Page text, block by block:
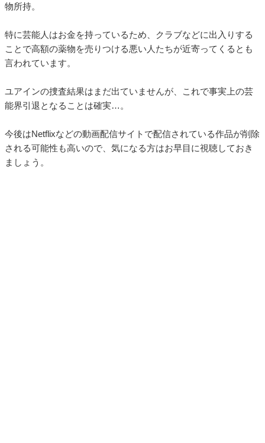
物所持。
特に芸能人はお金を持っているため、クラブなどに出入りする
ことで高額の薬物を売りつける悪い人たちが近寄ってくるとも
言われています。
ユアインの捜査結果はまだ出ていませんが、これで事実上の芸
能界引退となることは確実…。
今後はNetflixなどの動画配信サイトで配信されている作品が削除
される可能性も高いので、気になる方はお早目に視聴しておき
ましょう。